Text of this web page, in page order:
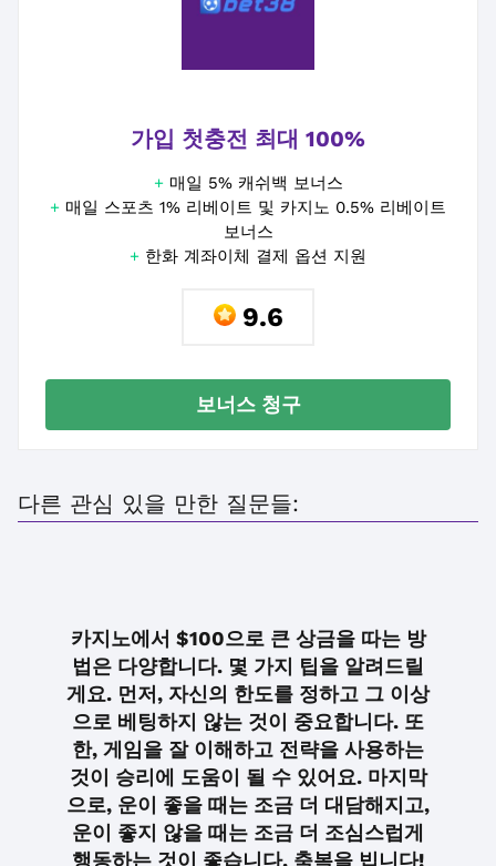
가입 첫충전 최대 100%
+ 매일 5% 캐쉬백 보너스
+ 매일 스포츠 1% 리베이트 및 카지노 0.5% 리베이트
보너스
+ 한화 계좌이체 결제 옵션 지원
9.6
보너스 청구
다른 관심 있을 만한 질문들:
카지노에서 $100으로 큰 상금을 따는 방
법은 다양합니다. 몇 가지 팁을 알려드릴
게요. 먼저, 자신의 한도를 정하고 그 이상
으로 베팅하지 않는 것이 중요합니다. 또
한, 게임을 잘 이해하고 전략을 사용하는
것이 승리에 도움이 될 수 있어요. 마지막
으로, 운이 좋을 때는 조금 더 대담해지고,
운이 좋지 않을 때는 조금 더 조심스럽게
행동하는 것이 좋습니다. 축복을 빕니다!